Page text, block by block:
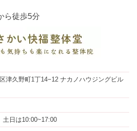
ら徒歩5分
津久野町1丁14−12 ナカノハウジングビル
日は10:00~17:00